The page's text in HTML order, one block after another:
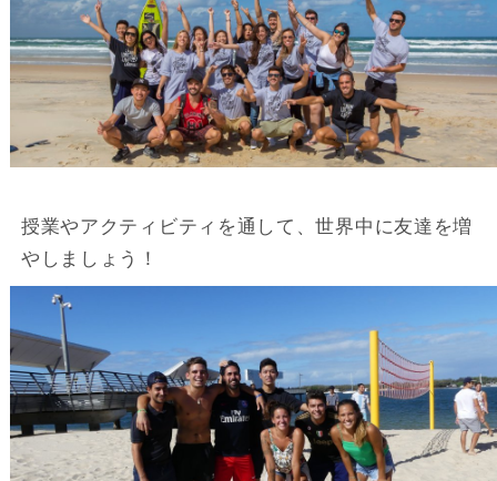
授業やアクティビティを通して、世界中に友達を増
やしましょう！